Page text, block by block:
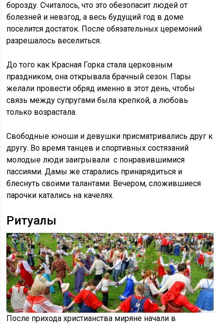
борозду. Считалось, что это обезопасит людей от
болезней и невзгод, а весь будущий год в доме
поселится достаток. После обязательных церемоний
разрешалось веселиться.
До того как Красная Горка стала церковным
праздником, она открывала брачный сезон. Пары
желали провести обряд именно в этот день, чтобы
связь между супругами была крепкой, а любовь
только возрастала.
Свободные юноши и девушки присматривались друг к
другу. Во время танцев и спортивных состязаний
молодые люди заигрывали с понравившимися
пассиями. Дамы же старались принарядиться и
блеснуть своими талантами. Вечером, сложившиеся
парочки катались на качелях.
Ритуалы
После прихода христианства миряне начали в